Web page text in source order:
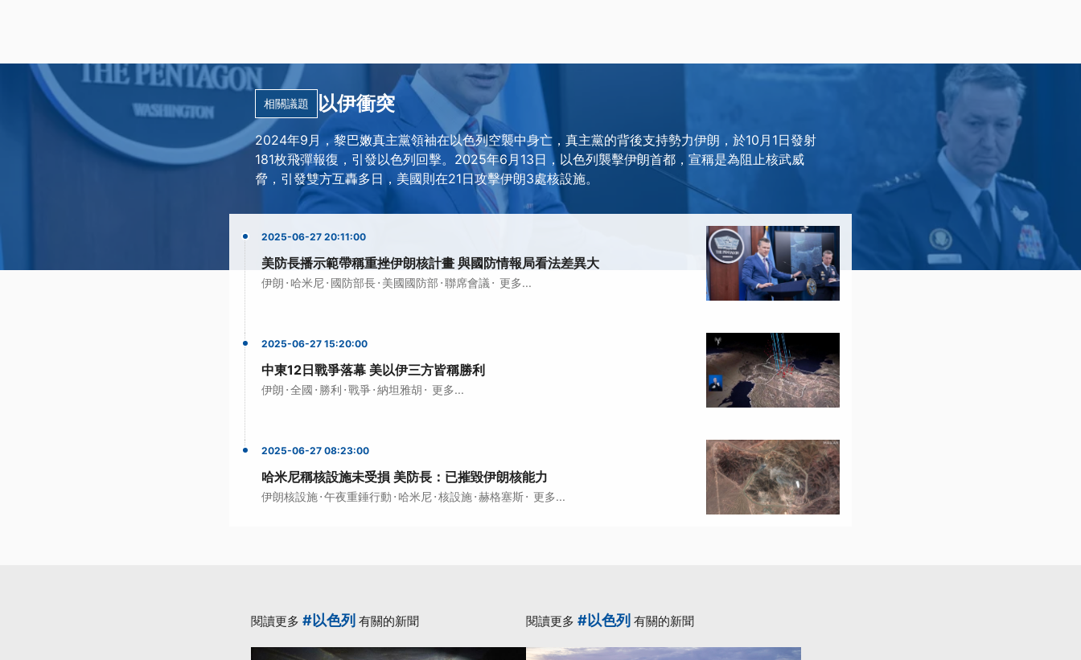
相關議題 以伊衝突
2024年9月，黎巴嫩真主黨領袖在以色列空襲中身亡，真主黨的背後支持勢力伊朗，於10月1日發射
181枚飛彈報復，引發以色列回擊。2025年6月13日，以色列襲擊伊朗首都，宣稱是為阻止核武威
脅，引發雙方互轟多日，美國則在21日攻擊伊朗3處核設施。
2025-06-27 20:11:00
美防長播示範帶稱重挫伊朗核計畫 與國防情報局看法差異大
伊朗 · 哈米尼· 國防部長· 美國國防部 ·聯席會議 · 更多...
2025-06-27 15:20:00
中東12日戰爭落幕 美以伊三方皆稱勝利
伊朗 ·全國 · 勝利 ·戰爭·納坦雅胡 · 更多...
2025-06-27 08:23:00
哈米尼稱核設施未受損 美防長：已摧毀伊朗核能力
伊朗核設施·午夜重錘行動 · 哈米尼·核設施·赫格塞斯· 更多...
閱讀更多 #以色列 有關的新聞 閱讀更多 #以色列 有關的新聞